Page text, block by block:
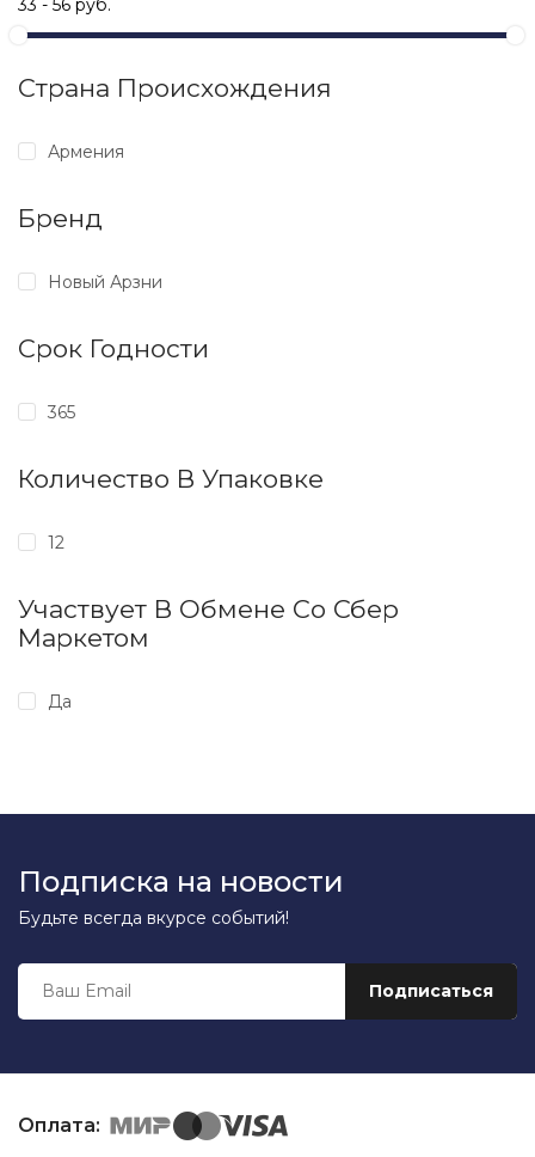
Страна Происхождения
Армения
Бренд
Новый Арзни
Срок Годности
365
Количество В Упаковке
12
Участвует В Обмене Со Сбер
Маркетом
Да
Подписка на новости
Будьте всегда вкурсе событий!
Оплата: